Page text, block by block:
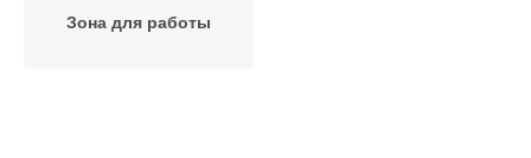
Зона для работы